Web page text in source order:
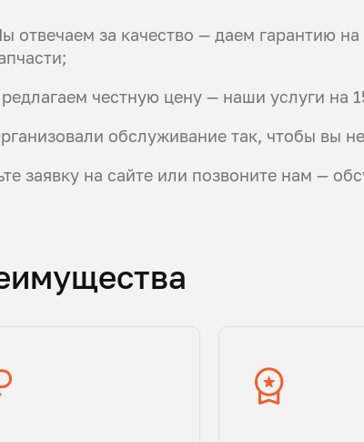
отвечаем за качество — даем гарантию
честную цену — наши услуги на
обслуживание так, чтобы вы
заявку на сайте или позвоните нам —